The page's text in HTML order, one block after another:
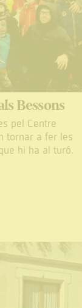
Bessons
pel Centre
tornar a fer les
hi ha al turó.